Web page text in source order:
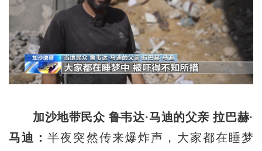
加沙地带民众 鲁韦达·马迪的父亲 拉巴赫·
马迪：半夜突然传来爆炸声，大家都在睡梦